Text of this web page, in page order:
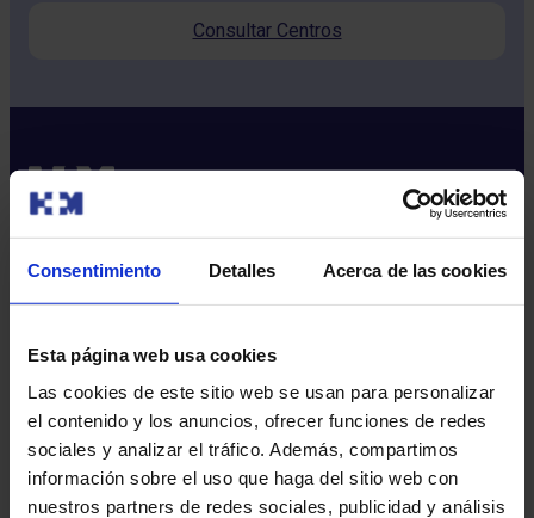
Consentimiento Detalles Acerca de las cookies
Esta página web usa cookies
Las cookies de este sitio web se usan para personalizar
el contenido y los anuncios, ofrecer funciones de redes
sociales y analizar el tráfico. Además, compartimos
información sobre el uso que haga del sitio web con
nuestros partners de redes sociales, publicidad y análisis
Consultar Centros
Excelencia y calidad​
Trabaja con nosotros​
Rincón del accionista​
Más HM Hospitales